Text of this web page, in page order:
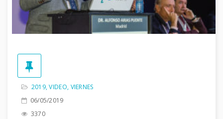
2019,VIDEO, VIERNES
06/05/2019
3370